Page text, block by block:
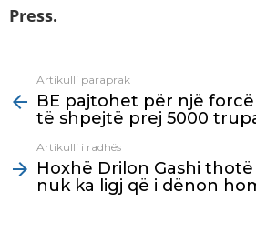
Press.
more
Artikulli paraprak
BE pajtohet për një
të shpejtë prej 5000
Artikulli i radhës
Hoxhë Drilon Gashi
nuk ka ligj që i dënon